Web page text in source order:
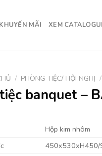
KHUYẾN MÃI XEM
/ PHÒNG TIỆC/ HỘI NGHỊ /
banquet –
Hộp kim nhôm
450x530xH450/